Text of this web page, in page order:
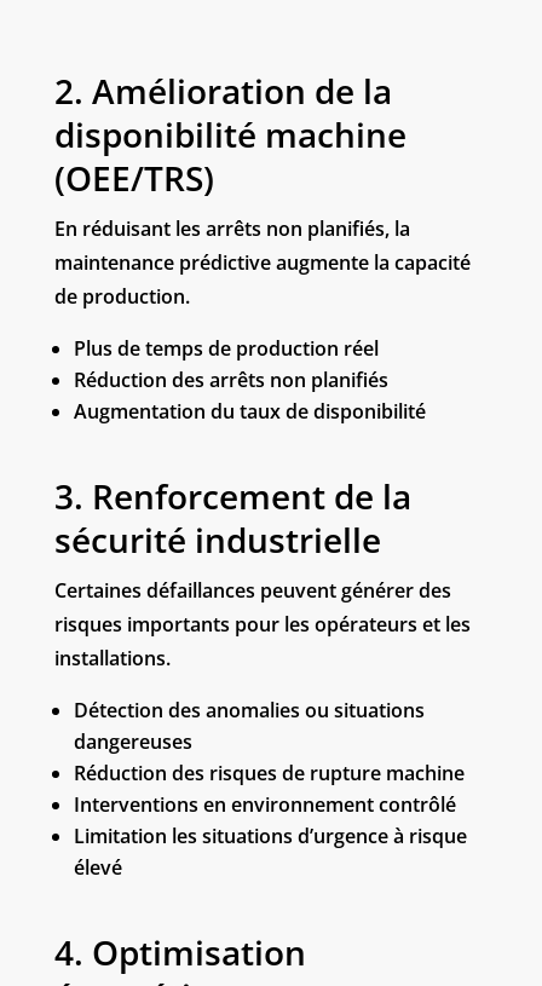
2. Amélioration de la
disponibilité machine
(OEE/TRS)
En réduisant les arrêts non planifiés, la
maintenance prédictive augmente la capacité
de production.
Plus de temps de production réel
Réduction des arrêts non planifiés
Augmentation du taux de disponibilité
3. Renforcement de la
sécurité industrielle
Certaines défaillances peuvent générer des
risques importants pour les opérateurs et les
installations.
Détection des anomalies ou situations
dangereuses
Réduction des risques de rupture machine
Interventions en environnement contrôlé
Limitation les situations d’urgence à risque
élevé
4. Optimisation